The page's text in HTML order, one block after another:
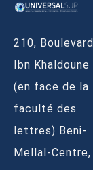
210, Boulevard
Ibn Khaldoune
(en face de la
faculté des
lettres) Beni-
Mellal-Centre,